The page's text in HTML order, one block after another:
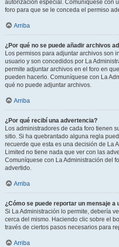
autorización especial. Comuníquese con
foro para que se le conceda el permiso
Arriba
¿Por qué no se puede añadir archivos
Los permisos para adjuntar archivos son
usuario y son concedidos por La
permite adjuntar archivos en el foro en
pueden hacerlo. Comuníquese con La
qué no puede adjuntar archivos.
Arriba
¿Por qué recibí una advertencia?
Los administradores de cada foro tienen
sitio. Si ha quebrantado alguna regla
recuerde que esta es una decisión de La
Limited no tiene nada que ver con las
Comuníquese con La Administración del
advertido.
Arriba
¿Cómo se puede reportar un mensaje a
Si La Administración lo permite, debería
cerca del mismo. Haciendo clic sobre el
través de ciertos pasos necesarios para
Arriba